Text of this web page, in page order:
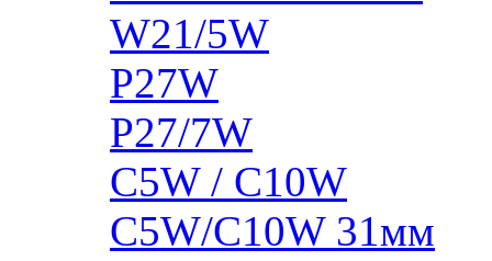
W21/5W
P27W
P27/7W
C5W / C10W
C5W/C10W 31мм